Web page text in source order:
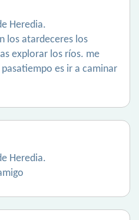
Heredia.
los atardeceres los
explorar los ríos. me
es ir a caminar
Heredia.